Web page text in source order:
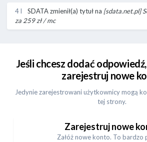
4 l SDATAzmienił(a) tytuł na [sdata.net.pl]
za 259 zł / mc
Jeśli chcesz dodać
zarejestruj nowe
Jedynie zarejestrowani użytkownicy mogą
tej strony.
Zarejestruj nowe
Załóż nowe konto. To bardzo